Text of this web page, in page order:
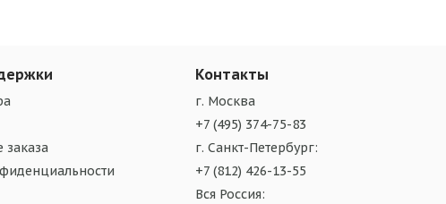
заказа
Контакты
г. Москва
+7 (495) 374-75-83
г. Санкт-Петербург:
+7 (812) 426-13-55
Вся Россия: